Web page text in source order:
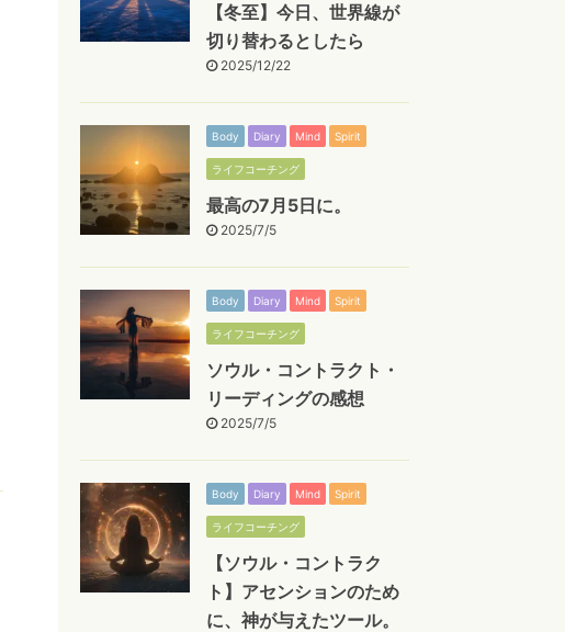
【冬至】今日、世界線が
切り替わるとしたら
2025/12/22
Body Diary Mind Spirit
ライフコーチング
最高の7月5日に。
2025/7/5
Body Diary Mind Spirit
ライフコーチング
ソウル・コントラクト・
リーディングの感想
2025/7/5
Body Diary Mind Spirit
ライフコーチング
【ソウル・コントラク
ト】アセンションのため
に、神が与えたツール。